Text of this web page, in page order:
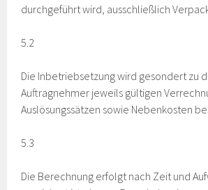
durchgeführt wird, ausschließlich
5.2
Die Inbetriebsetzung wird gesondert zu
Auftragnehmer jeweils gültigen
Auslösungssätzen sowie Nebenkosten
5.3
Die Berechnung erfolgt nach Zeit und